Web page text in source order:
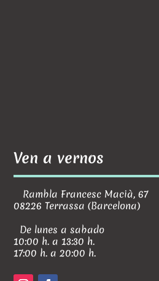
Ven a vernos
Rambla Francesc Macià, 67
08226 Terrassa (Barcelona)
De lunes a sabado
10:00 h. a 13:30 h.
17:00 h. a 20:00 h.